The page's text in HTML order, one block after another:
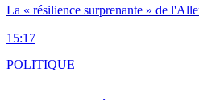
La « résilience surprenante » de
15:17
POLITIQUE